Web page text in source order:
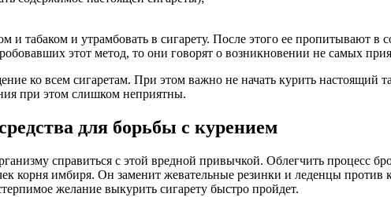
и табаком и утрамбовать в сигарету. После этого ее
этот метод, то они говорят о возникновении не самых
ко всем сигаретам. При этом важно не начать курить
при этом слишком неприятны.
для борьбы с курением
справиться с этой вредной привычкой. Облегчить процесс
корня имбиря. Он заменит жевательные резинки и леденцы
желание выкурить сигарету быстро пройдет.